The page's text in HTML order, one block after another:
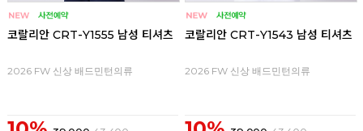
코랄리안 CRT-Y1555 남성 티셔츠
2026 FW 신상 배드민턴의류
코랄리안 CRT-Y1543 남성 티셔츠
2026 FW 신상 배드민턴의류